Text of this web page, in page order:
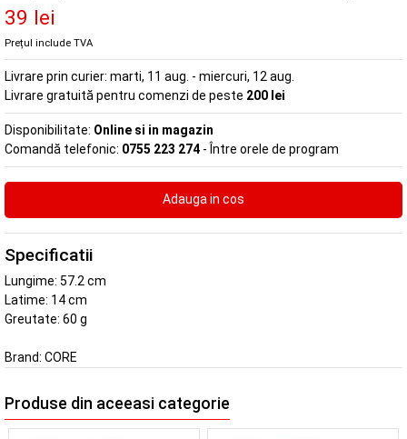
39 lei
Prețul include TVA
Livrare prin curier: marti, 11 aug. - miercuri, 12 aug.
Livrare gratuită pentru comenzi de peste 200 lei
Disponibilitate: Online si in magazin
Comandă telefonic: 0755 223 274 - Între orele de program
Specificatii
Lungime: 57.2 cm
Latime: 14 cm
Greutate: 60 g
Brand: CORE
Produse din aceeasi categorie